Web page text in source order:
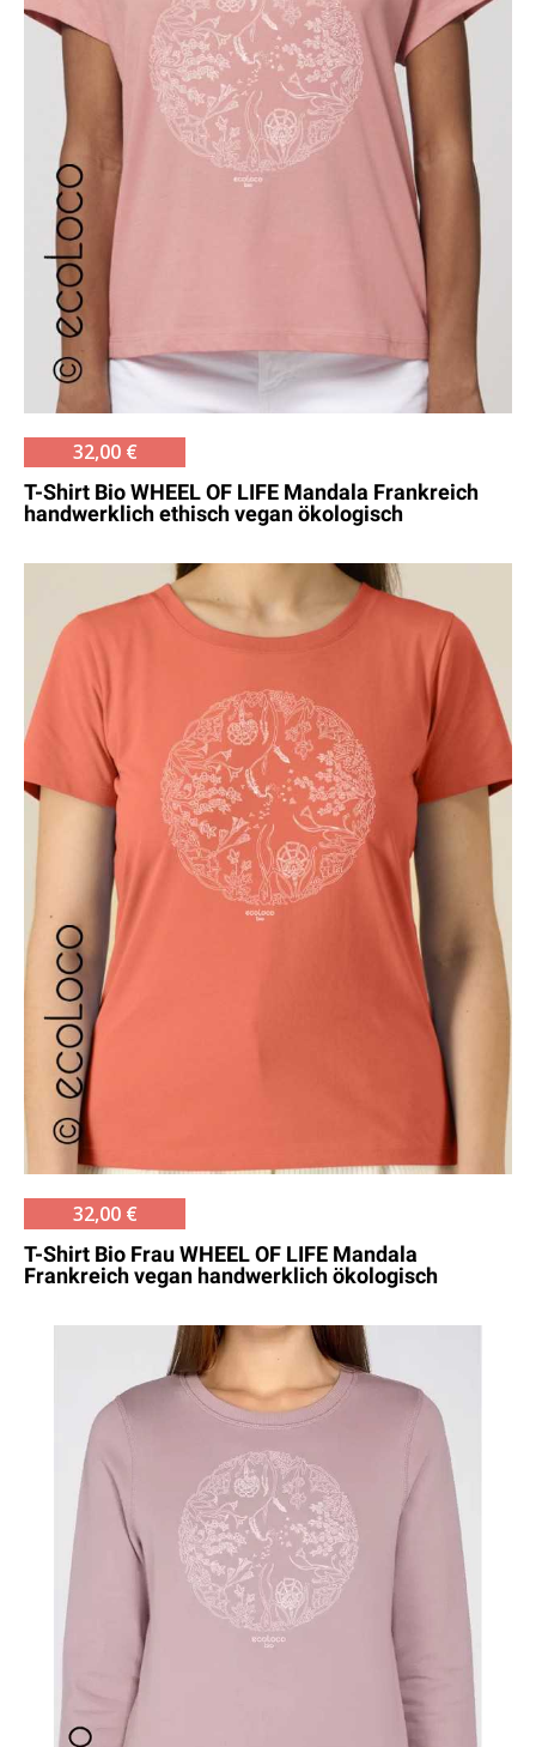
32,00 €
T-Shirt Bio WHEEL OF LIFE Mandala Frankreich
handwerklich ethisch vegan ökologisch
32,00 €
T-Shirt Bio Frau WHEEL OF LIFE Mandala
Frankreich vegan handwerklich ökologisch